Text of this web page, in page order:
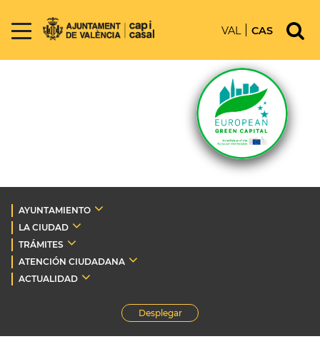
VAL CAS
AYUNTAMIENTO
LA CIUDAD
TRÁMITES
ATENCIÓN CIUDADANA
ACTUALIDAD
Desplegar